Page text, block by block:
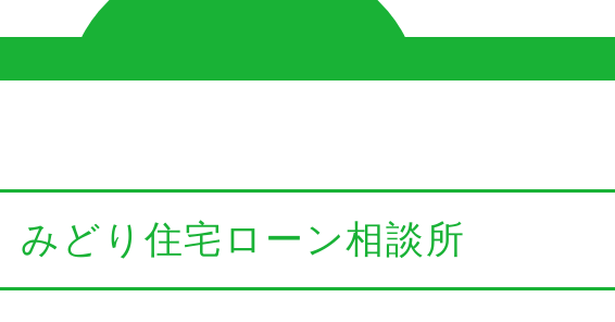
みどり住宅ローン相談所